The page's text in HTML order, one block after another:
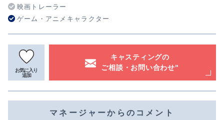
映画トレーラー
ゲーム・アニメキャラクター
お気に入り
追加
キャスティングの
ご相談・お問い合わせ"
マネージャーからのコメント